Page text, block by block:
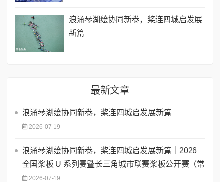
浪涌琴湖绘协同新卷，桨连四城启发展
新篇
最新文章
浪涌琴湖绘协同新卷，桨连四城启发展新篇
2026-07-19
浪涌琴湖绘协同新卷，桨连四城启发展新篇｜2026
全国桨板 U 系列赛暨长三角城市联赛桨板公开赛（常
2026-07-19